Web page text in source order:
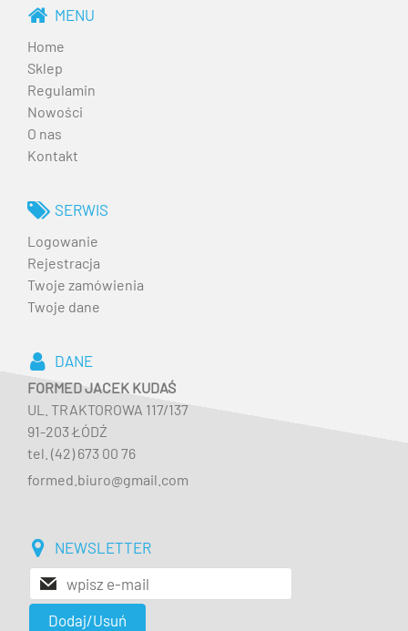
MENU
Home
Sklep
Regulamin
Nowości
O nas
Kontakt
SERWIS
Logowanie
Rejestracja
Twoje zamówienia
Twoje dane
DANE
FORMED JACEK KUDAŚ
UL. TRAKTOROWA 117/137
91-203 ŁÓDŹ
tel. (42) 673 00 76
formed.biuro@gmail.com
NEWSLETTER